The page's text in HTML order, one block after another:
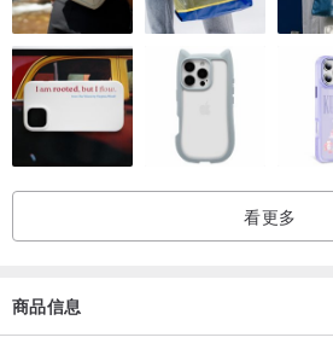
| 成分 |
50% 棉
50% 縲縈
120 x 59 x 19.5 x 63.5
看更多
商品信息